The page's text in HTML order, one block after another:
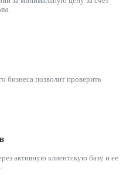
бизнеса позволит проверить
активную клиентскую базу и ее